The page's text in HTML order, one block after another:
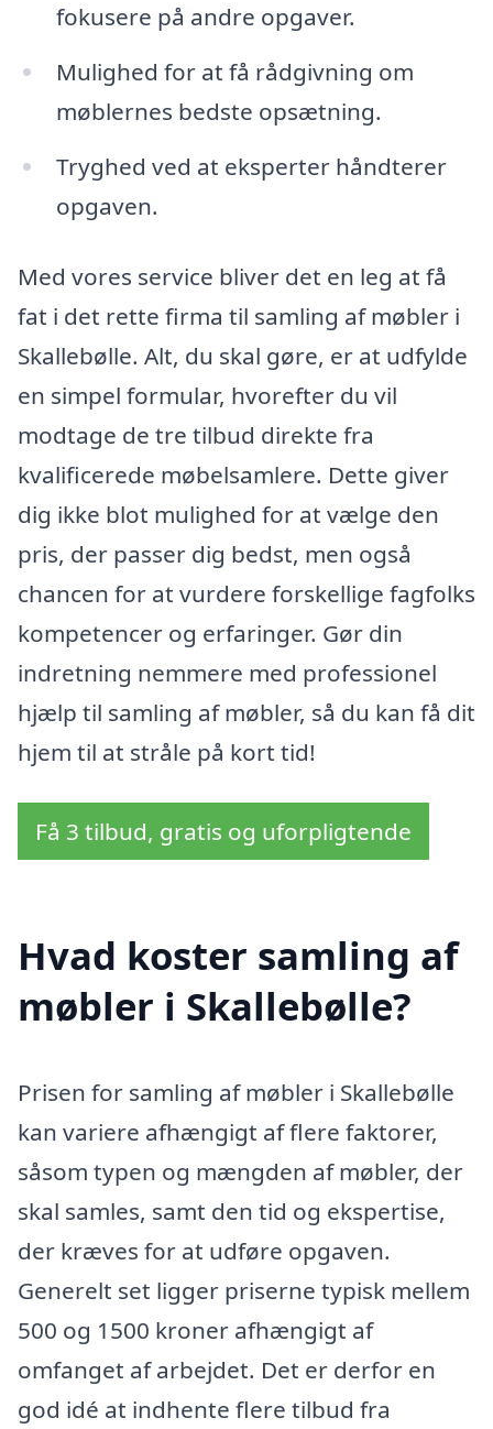
fokusere på andre opgaver.
Mulighed for at få rådgivning om
møblernes bedste opsætning.
Tryghed ved at eksperter håndterer
opgaven.
Med vores service bliver det en leg at få
fat i det rette firma til samling af møbler i
Skallebølle. Alt, du skal gøre, er at udfylde
en simpel formular, hvorefter du vil
modtage de tre tilbud direkte fra
kvalificerede møbelsamlere. Dette giver
dig ikke blot mulighed for at vælge den
pris, der passer dig bedst, men også
chancen for at vurdere forskellige fagfolks
kompetencer og erfaringer. Gør din
indretning nemmere med professionel
hjælp til samling af møbler, så du kan få dit
hjem til at stråle på kort tid!
Få 3 tilbud, gratis og uforpligtende
Hvad koster samling af
møbler i Skallebølle?
Prisen for samling af møbler i Skallebølle
kan variere afhængigt af flere faktorer,
såsom typen og mængden af møbler, der
skal samles, samt den tid og ekspertise,
der kræves for at udføre opgaven.
Generelt set ligger priserne typisk mellem
500 og 1500 kroner afhængigt af
omfanget af arbejdet. Det er derfor en
god idé at indhente flere tilbud fra